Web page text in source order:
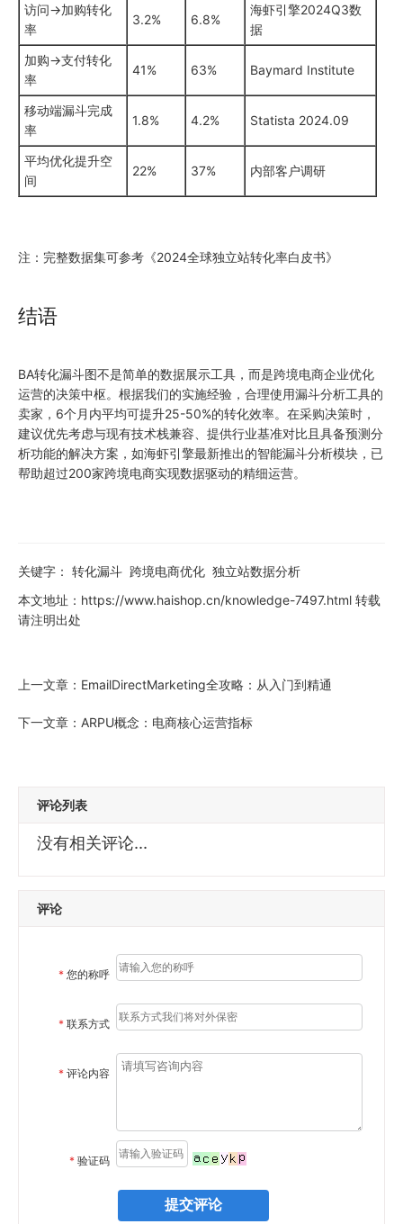
访问→加购转化
率
3.2% 6.8%
海虾引擎2024Q3数
据
加购→支付转化
率
41% 63% Baymard Institute
移动端漏斗完成
率
1.8% 4.2% Statista 2024.09
平均优化提升空
间
22% 37% 内部客户调研
注：完整数据集可参考《2024全球独立站转化率白皮书》
结语
BA转化漏斗图不是简单的数据展示工具，而是跨境电商企业优化
运营的决策中枢。根据我们的实施经验，合理使用漏斗分析工具的
卖家，6个月内平均可提升25-50%的转化效率。在采购决策时，
建议优先考虑与现有技术栈兼容、提供行业基准对比且具备预测分
析功能的解决方案，如海虾引擎最新推出的智能漏斗分析模块，已
帮助超过200家跨境电商实现数据驱动的精细运营。
关键字： 转化漏斗 跨境电商优化 独立站数据分析
本文地址： https://www.haishop.cn/knowledge-7497.html 转载
请注明出处
上一文章： EmailDirectMarketing全攻略：从入门到精通
下一文章： ARPU概念：电商核心运营指标
评论列表
没有相关评论...
评论
* 您的称呼
* 联系方式
* 评论内容
* 验证码